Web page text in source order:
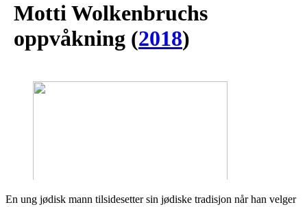
Motti Wolkenbruchs
oppvåkning (2018)
En ung jødisk mann tilsidesetter sin jødiske tradisjon når han velger